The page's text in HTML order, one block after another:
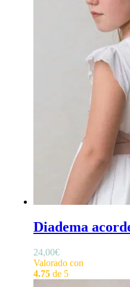
24,00€
Valorado con
4.75de 5